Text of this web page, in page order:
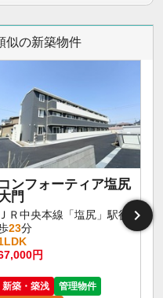
似の新築物件
コンフォーティア塩尻
門
ＪＲ中央本線「塩尻」駅徒
23分
円
新築・築浅
管理物件